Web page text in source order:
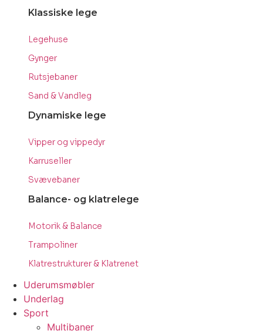
Klassiske lege
Legehuse
Gynger
Rutsjebaner
Sand & Vandleg
Dynamiske lege
Vipper og vippedyr
Karruseller
Svævebaner
Balance- og klatrelege
Motorik & Balance
Trampoliner
Klatrestrukturer & Klatrenet
Uderumsmøbler
Underlag
Sport
Multibaner